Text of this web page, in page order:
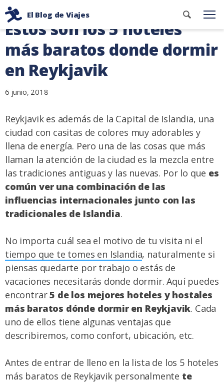
contenido
El Blog de Viajes
Consejos
viaje
de
mochileros
Buscar
Estos son los 5 hoteles
más baratos donde dormir
en Reykjavik
6 junio, 2018
Reykjavik es además de la Capital de Islandia, una
ciudad con casitas de colores muy adorables y
llena de energía. Pero una de las cosas que más
llaman la atención de la ciudad es la mezcla entre
las tradiciones antiguas y las nuevas. Por lo que es
común ver una combinación de las
influencias internacionales junto con las
tradicionales de Islandia.
No importa cuál sea el motivo de tu visita ni el
tiempo que te tomes en Islandia, naturalmente si
piensas quedarte por trabajo o estás de
vacaciones necesitarás donde dormir. Aquí puedes
encontrar5 de los mejores hoteles y hostales
más baratos dónde dormir en Reykjavik. Cada
uno de ellos tiene algunas ventajas que
describiremos, como confort, ubicación, etc.
Antes de entrar de lleno en la lista de los 5 hoteles
más baratos de Reykjavik personalmente te